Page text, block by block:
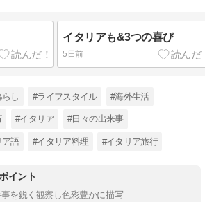
イタリアも&3つの喜び
5日前
し #ライフスタイル #海外生活
#イタリア #日々の出来事
ア語 #イタリア料理 #イタリア旅行
イント
を鋭く観察し色彩豊かに描写